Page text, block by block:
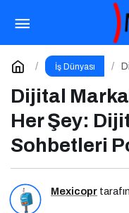
İş Dünyası
Dijital
Her Şey:
Sohbetleri
Mexicopr
Yılın En
Istanbul 2026
Yorum Yap